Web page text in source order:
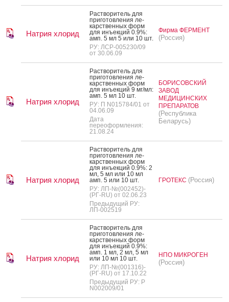
Натрия хлорид
Рас­тво­ритель для
при­готов­ле­ния ле­
карс­твен­ных форм
для инъ­ек­ций 0.9%:
амп. 5 мл 5 или 10 шт.
РУ: ЛСР-005230/09
от 30.06.09
Фирма ФЕРМЕНТ
(Россия)
Натрия хлорид
Рас­тво­ритель для
при­готов­ле­ния ле­
карс­твен­ных форм
для инъ­ек­ций 9 мг/мл:
амп. 5 мл 10 шт.
РУ: П N015784/01 от
04.06.09
Дата
переоформления:
21.08.24
БОРИСОВСКИЙ
ЗАВОД
МЕДИЦИНСКИХ
ПРЕПАРАТОВ
(Республика
Беларусь)
Натрия хлорид
Рас­тво­ритель для
при­готов­ле­ния ле­
карс­твен­ных форм
для инъ­ек­ций 0.9%: 2
мл, 5 мл или 10 мл
амп. 5 или 10 шт.
РУ: ЛП-№(002452)-
(РГ-RU) от 02.06.23
Предыдущий РУ:
ЛП-002519
ГРОТЕКС (Россия)
Натрия хлорид
Рас­тво­ритель для
при­готов­ле­ния ле­
карс­твен­ных форм
для инъ­ек­ций 0.9%:
амп. 1 мл, 2 мл, 5 мл
или 10 мл 10 шт.
РУ: ЛП-№(001316)-
(РГ-RU) от 17.10.22
Предыдущий РУ: Р
N002009/01
НПО МИКРОГЕН
(Россия)